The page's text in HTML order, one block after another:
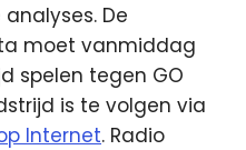
De
moet vanmiddag
spelen tegen GO
is te volgen via
Internet. Radio